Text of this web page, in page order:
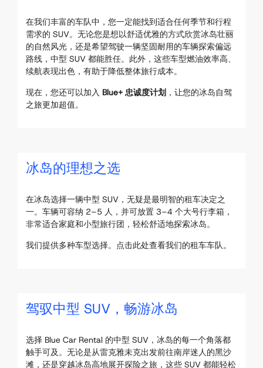
在我们丰富的车队中，您一定能找到适合任何季节和行程
需求的 SUV。无论您是想以舒适优雅的方式欣赏冰岛壮丽
的自然风光，还是希望驾驶一辆坚固耐用的车辆探索偏远
路线，中型 SUV 都能胜任。此外，这些车型燃油效率高、
续航表现出色，有助于降低整体旅行成本。
现在，您还可以加入 Blue+ 忠诚度计划 ，让您的冰岛自驾
之旅更加超值。
冰岛的理想之选
在冰岛选择一辆中型 SUV，无疑是最明智的租车决定之
一。车辆可容纳 2–5 人，并可放置 3–4 个大号行李箱，
非常适合家庭和小型旅行团，轻松舒适地探索冰岛。
我们提供多种车型选择。点击此处查看我们的租车车队。
驾驭中型 SUV，畅游冰岛
选择 Blue Car Rental 的中型 SUV，冰岛的每一个角落都
触手可及。无论是从雷克雅未克出发前往南岸迷人的黑沙
滩，还是穿越冰岛高地展开探险之旅，这些 SUV 都能轻松